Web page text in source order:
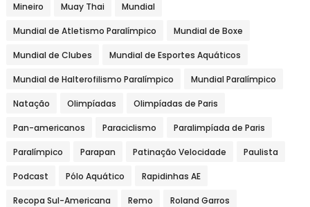
Mineiro Muay Thai Mundial
Mundial de Atletismo Paralímpico Mundial de Boxe
Mundial de Clubes Mundial de Esportes Aquáticos
Mundial de Halterofilismo Paralímpico Mundial Paralímpico
Natação Olimpíadas Olimpíadas de Paris
Pan-americanos Paraciclismo Paralimpíada de Paris
Paralímpico Parapan Patinação Velocidade Paulista
Podcast Pólo Aquático Rapidinhas AE
Recopa Sul-Americana Remo Roland Garros